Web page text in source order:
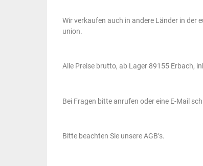
Wir verkaufen auch in andere Länder in der
union.
Alle Preise brutto, ab Lager 89155 Erbach,
Bei Fragen bitte anrufen oder eine E-Mail
Bitte beachten Sie unsere AGB’s.